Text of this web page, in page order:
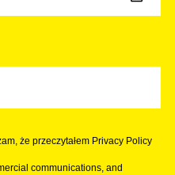
że przeczytałem Privacy Policy
communications, and